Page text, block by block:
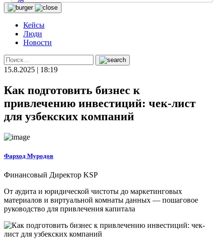
Кейсы
Люди
Новости
15.8.2025 | 18:19
Как подготовить бизнес к
привлечению инвестиций: чек-лист
для узбекских компаний
Фарход Муродов
Финансовый Директор KSP
От аудита и юридической чистоты до маркетинговых
материалов и виртуальной комнаты данных — пошаговое
руководство для привлечения капитала